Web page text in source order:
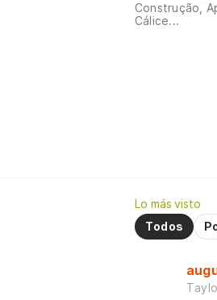
Construção,
Cálice...
Lo más visto
Todos